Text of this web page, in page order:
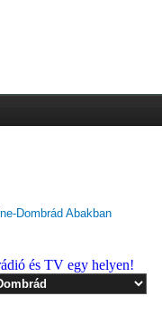
Dombrád Abakban